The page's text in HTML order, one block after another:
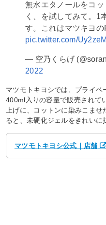
無水エタノールをコ
く、を試してみて。1
す。これはマツキヨの
pic.twitter.com/
— 空乃くらげ
2022
マツモトキヨシでは、プライ
400ml入りの容量で販売されて
上げに、コットンに染みこませ
ると、未硬化ジェルをきれいに
マツモトキヨシ公式｜店舗